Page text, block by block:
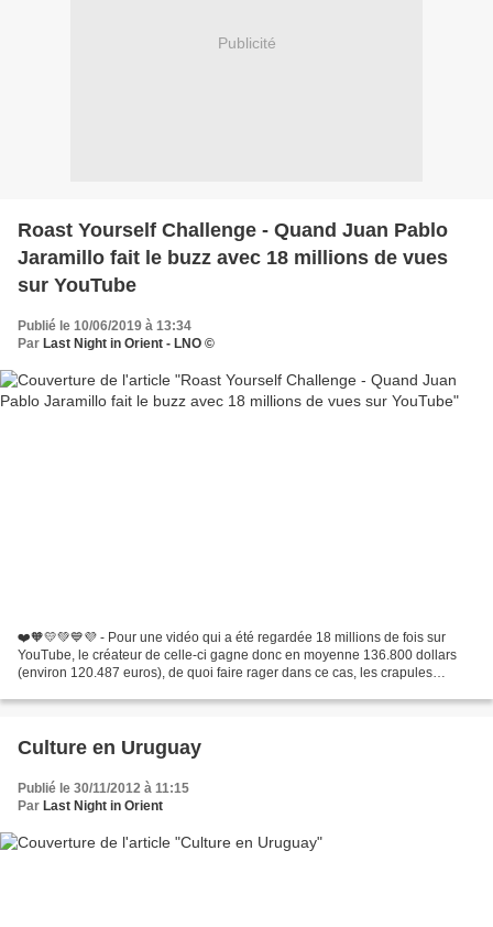
Publicité
Roast Yourself Challenge - Quand Juan Pablo
Jaramillo fait le buzz avec 18 millions de vues
sur YouTube
Publié le 10/06/2019 à 13:34
Par Last Night in Orient - LNO ©
❤️🧡💛💚💙💜 - Pour une vidéo qui a été regardée 18 millions de fois sur
YouTube, le créateur de celle-ci gagne donc en moyenne 136.800 dollars
(environ 120.487 euros), de quoi faire rager dans ce cas, les crapules
Culture en Uruguay
Publié le 30/11/2012 à 11:15
Par Last Night in Orient